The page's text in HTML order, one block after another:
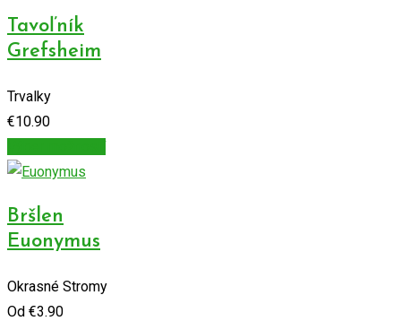
Tavoľník
Grefsheim
Trvalky
€10.90
Bršlen
Euonymus
Okrasné Stromy
Od €3.90